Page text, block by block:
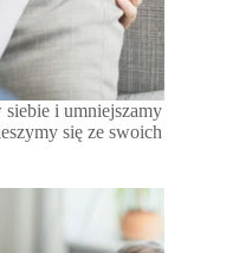
i umniejszamy
się ze swoich